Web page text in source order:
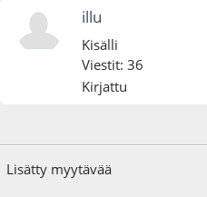
illu
Kisälli
Viestit: 36
Kirjattu
Lisätty myytävää